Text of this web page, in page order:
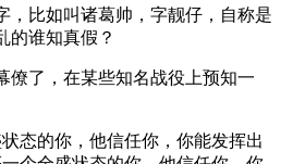
，比如叫诸葛帅，字靓仔，自称是
的谁知真假？
僚了，在某些知名战役上预知一